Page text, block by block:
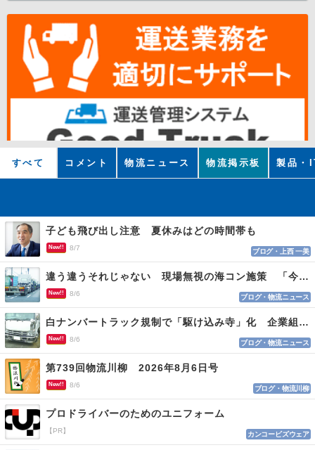
すべて コメント 物流ニュース 物流掲示板 製品・
子ども飛び出し注意 夏休みはどの時間帯も
New!! 8/7 ブログ・上西 一美
違う違うそれじゃない 現場無視の海コン施策 「今でも平均２～３時間は待つ」
New!! 8/6 ブログ・物流ニュース
白ナンバートラック規制で「駆け込み寺」化 企業組合が入会基準を見直しへ
New!! 8/6 ブログ・物流ニュース
第739回物流川柳 2026年8月6日号
New!! 8/6 ブログ・物流川柳
プロドライバーのためのユニフォーム
【PR】 カンコービズウェア